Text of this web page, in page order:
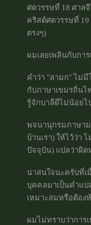
ศตวรรษที่ 18 ศาล
คริสต์ศตวรรษที่
ตรงๆ)
ผมเลยเพลินกับกา
คำว่า "ลามก" ไม่
กับภาษาเขมรถิ่น
รู้จักบาลีดีไม่น้อยไ
พจนานุกรมภาษาม
บ้านเรา) ให้ไว้ว่า
ปัจจุบัน) แปลว่าผิด
น่าสนใจนะครับที่เ
บุคคลมาเป็นคำแป
เหมาะสมหรือต้อง
ผมไม่ทราบว่าการ